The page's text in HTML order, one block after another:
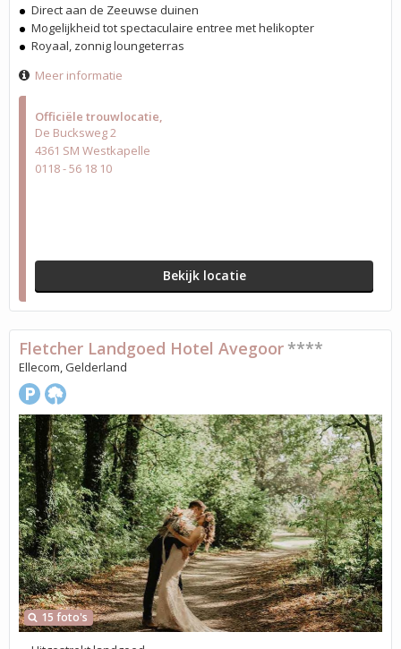
Officiële trouwlocatie
De Bucksweg 2
4361 SM Westkapelle
0118 - 56 18 10
Bekijk locatie
Direct aan de Zeeuwse duinen
Mogelijkheid tot spectaculaire entree met helikopter
Royaal, zonnig loungeterras
Meer informatie
15 foto's
Fletcher Landgoed Hotel Avegoor ****
Ellecom, Gelderland